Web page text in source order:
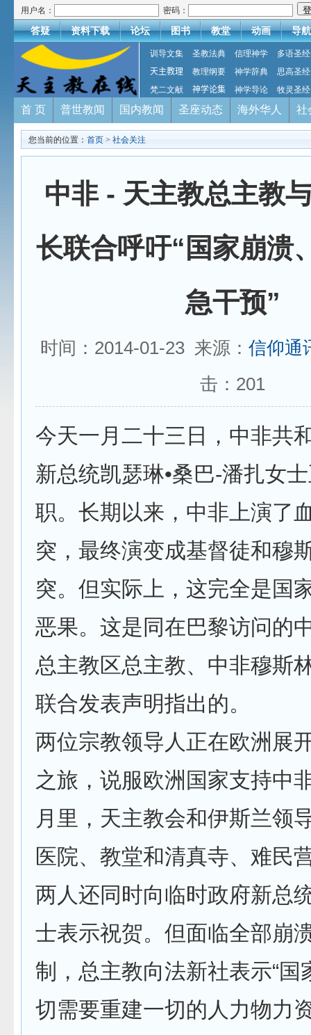
用户名： 密码：
答疑 资料下载 论坛 图书 教堂 动画 导航
训导文集 圣教法典 信理神学
多语圣经
天主教理
教理纲要 神学辞典
思高圣经
梵二文献
神学论集 神学导论 牧灵圣经
首 页 普世教闻 国内教闻 圣座动态 海外华人 社
您当前的位置： 首页 > 社会关注
中非 - 天主教总主教
长联合呼吁“国家崩溃
急干预”
时间：2014-01-23 来源： 信仰通
击： 201
今天一月二十三日，中非共
新总统凯瑟琳•桑巴-潘扎女
职。长期以来，中非上演了
突，最终演变成基督徒和穆
突。但实际上，这完全是国
恶果。这是同在巴黎访问的
总主教区总主教、中非穆斯
联合发表声明指出的。
两位宗教领导人正在欧洲展
之旅，说服欧洲国家支持中
月里，天主教会和伊斯兰领
医院、教堂和清真寺、难民
两人还同时向临时政府新总
士表示祝贺。但面临全部崩
制，总主教向法新社表示“国
切需要重建一切的人力物力